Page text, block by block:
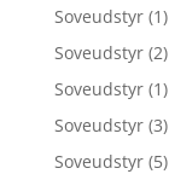
Soveudstyr (1)
Soveudstyr (2)
Soveudstyr (1)
Soveudstyr (3)
Soveudstyr (5)